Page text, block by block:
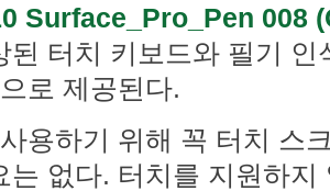
터치 키보드와 필기 인
로 제공된다.
용하기 위해 꼭 터치 스
는 없다. 터치를 지원하지